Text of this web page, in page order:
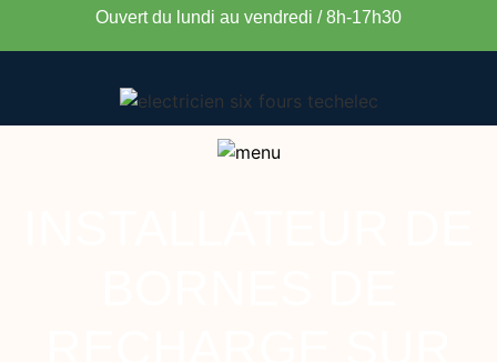
Ouvert du lundi au vendredi / 8h-17h30